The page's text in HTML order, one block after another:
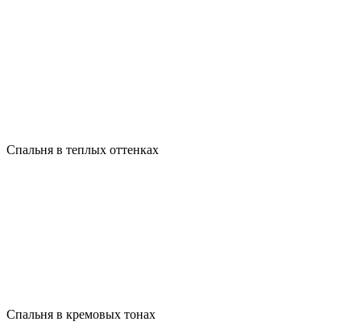
Спальня в теплых оттенках
Спальня в кремовых тонах